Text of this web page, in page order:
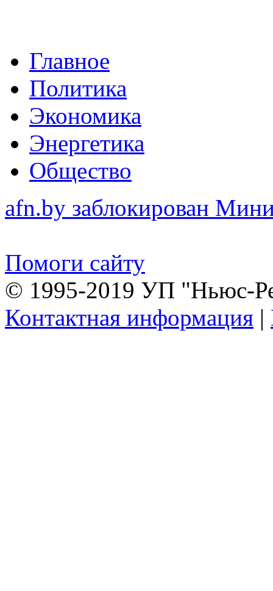
Главное
Политика
Экономика
Энергетика
Общество
afn.by заблокирован
Помоги сайту
© 1995-2019 УП "Ньюс-
Контактная информация |